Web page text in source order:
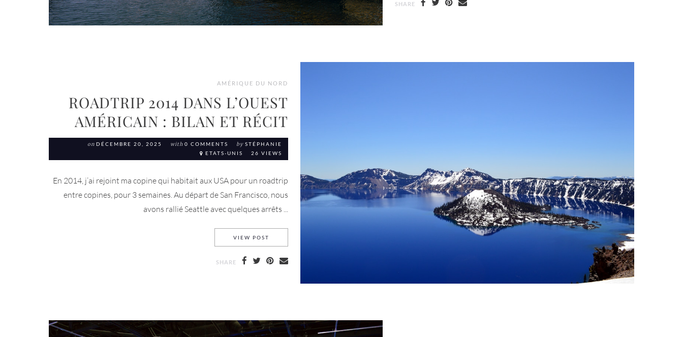
SHARE
AMÉRIQUE DU NORD
ROADTRIP 2014 DANS L’OUEST
AMÉRICAIN : BILAN ET RÉCIT
onDÉCEMBRE 20, 2025 with0 COMMENTS bySTÉPHANIE
ETATS-UNIS
26 VIEWS
En 2014, j’ai rejoint ma copine qui habitait aux USA pour un roadtrip
entre copines, pour 3 semaines. Au départ de San Francisco, nous
avons rallié Seattle avec quelques arrêts ...
VIEW POST
SHARE